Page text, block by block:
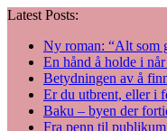
Latest Posts:
Ny roman: “Alt som
En hånd å holde i
Betydningen av å
Er du utbrent, eller i
Baku – byen der
Fra penn til